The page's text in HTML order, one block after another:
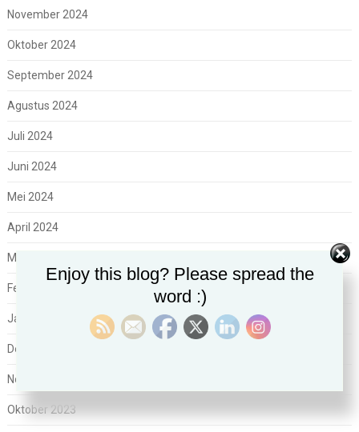
November 2024
Oktober 2024
September 2024
Agustus 2024
Juli 2024
Juni 2024
Mei 2024
April 2024
Maret 2024
Februari 2024
Januari 2024
Desember 2023
November 2023
Oktober 2023
Enjoy this blog? Please spread the
word :)